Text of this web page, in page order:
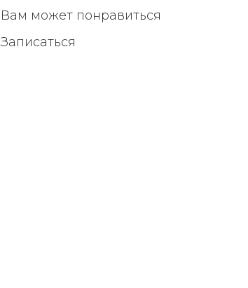
Вам может понравиться
Записаться